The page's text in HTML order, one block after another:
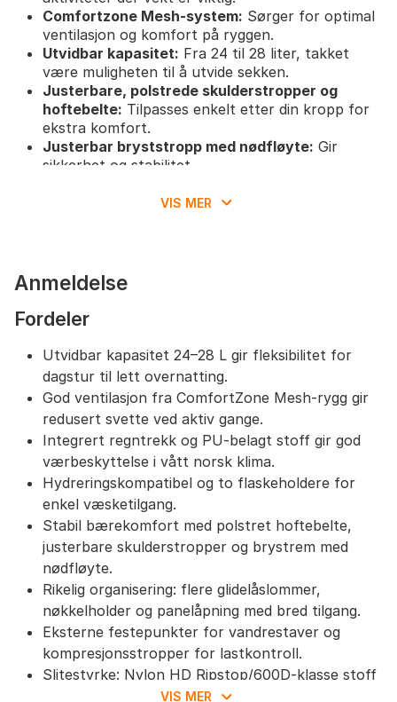
Comfortzone Mesh-system: Sørger for optimal
ventilasjon og komfort på ryggen.
Utvidbar kapasitet: Fra 24 til 28 liter, takket
være muligheten til å utvide sekken.
Justerbare, polstrede skulderstropper og
hoftebelte: Tilpasses enkelt etter din kropp for
ekstra komfort.
Justerbar bryststropp med nødfløyte: Gir
sikkerhet og stabilitet.
organisere innholdet.
Hydreringskompatibel:
væske underveis.
Sidekompresjonsstropper:
Holder til trekkingstaver og integrert regntrekk:
Praktisk for allsidig bruk i variert vær.
Slitesterkt materiale:
Nylon HD Ripstopmar Tex
600 PU gir lang levetid.
Spesifikasjoner:Vekt: 1,1 kg. Dimensjoner: 44 ×
30 × 24 cm. Kapasitet: 24 + 4 liter.
VIS MER
Anmeldelse
Fordeler
Utvidbar kapasitet 24–28 L gir fleksibilitet for
dagstur til lett overnatting.
God ventilasjon fra ComfortZone Mesh-rygg gir
redusert svette ved aktiv gange.
Integrert regntrekk og PU-belagt stoff gir god
værbeskyttelse i vått norsk klima.
Hydreringskompatibel og to flaskeholdere for
enkel væsketilgang.
Stabil bærekomfort med polstret hoftebelte,
justerbare skulderstropper og brystrem med
nødfløyte.
Rikelig organisering: flere glidelåslommer,
nøkkelholder og panelåpning med bred tilgang.
Eksterne festepunkter for vandrestaver og
kompresjonsstropper for lastkontroll.
Slitestyrke: Nylon HD Ripstop/600D-klasse stoff
tåler røff bruk på sti og reise.
VIS MER